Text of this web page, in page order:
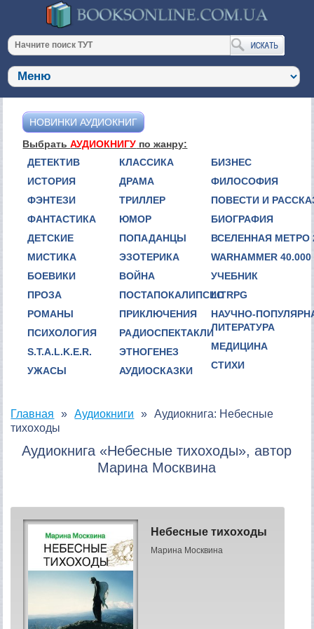
НОВИНКИ АУДИОКНИГ
ВыбратьАУДИОКНИГУ по жанру:
ДЕТЕКТИВ
ИСТОРИЯ
ФЭНТЕЗИ
ФАНТАСТИКА
ДЕТСКИЕ
МИСТИКА
БОЕВИКИ
ПРОЗА
РОМАНЫ
ПСИХОЛОГИЯ
S.T.A.L.K.E.R.
УЖАСЫ
КЛАССИКА
ДРАМА
ТРИЛЛЕР
ЮМОР
ПОПАДАНЦЫ
ЭЗОТЕРИКА
ВОЙНА
ПОСТАПОКАЛИПСИС
ПРИКЛЮЧЕНИЯ
РАДИОСПЕКТАКЛИ
ЭТНОГЕНЕЗ
АУДИОСКАЗКИ
БИЗНЕС
ФИЛОСОФИЯ
ПОВЕСТИ И
БИОГРАФИЯ
ВСЕЛЕННАЯ МЕТРО
WARHAMMER 40.000
УЧЕБНИК
LITRPG
НАУЧНО-
ЛИТЕРАТУРА
МЕДИЦИНА
СТИХИ
Главная Аудиокниги
Аудиокнига: Небесные
тихоходы
Аудиокнига «Небесные тихоходы», автор
Марина Москвина
Небесные тихоходы
Марина Москвина